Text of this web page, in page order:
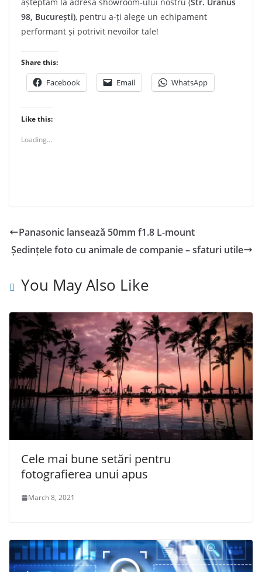
98, București), pentru a-ți alege un echipament
performant și potrivit nevoilor tale!
Share this:
Facebook Email WhatsApp
Like this:
Loading...
Panasonic lansează 50mm f1.8 L-mount
Ședințele foto cu animale de companie – sfaturi utile
You May Also Like
Cele mai bune setări pentru
fotografierea unui apus
March 8, 2021